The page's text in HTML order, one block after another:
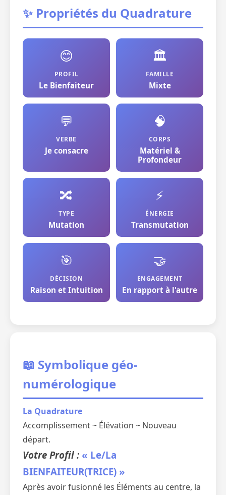
✨ Propriétés du Quadrature
😊
PROFIL
Le Bienfaiteur
🏛️
FAMILLE
Mixte
💬
VERBE
Je consacre
🧠
CORPS
Matériel &
Profondeur
🔀
TYPE
Mutation
⚡
ÉNERGIE
Transmutation
🎯
DÉCISION
Raison et Intuition
🤝
ENGAGEMENT
En rapport à l'autre
📖 Symbolique géo-
numérologique
La Quadrature
Accomplissement ~ Élévation ~ Nouveau
départ.
Votre Profil : « Le/La
BIENFAITEUR(TRICE) »
Après avoir fusionné les Éléments au centre, la